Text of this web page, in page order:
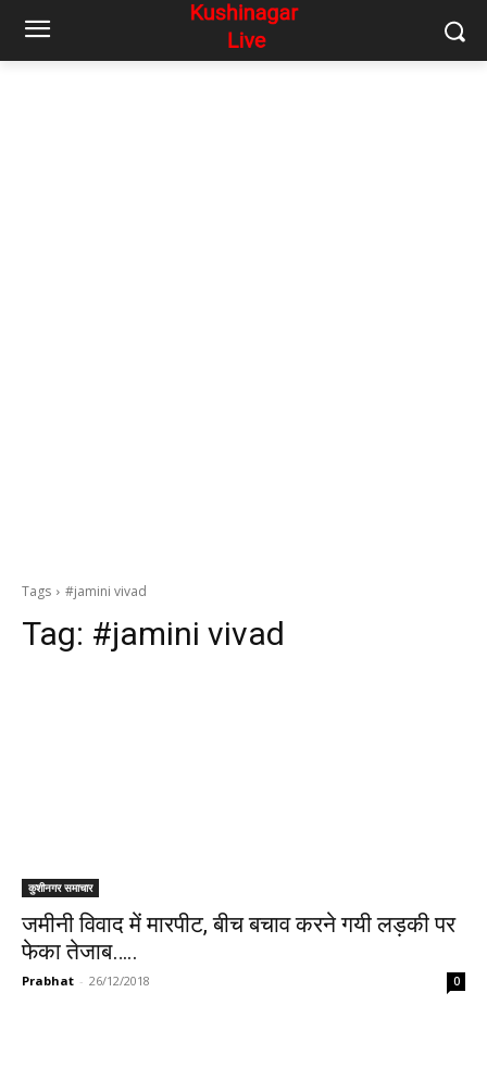
Tags #jamini vivad
Tag: #jamini vivad
कुशीनगर समाचार
जमीनी विवाद में मारपीट, बीच बचाव करने गयी लड़की पर
फेका तेजाब…..
Prabhat - 26/12/2018 0